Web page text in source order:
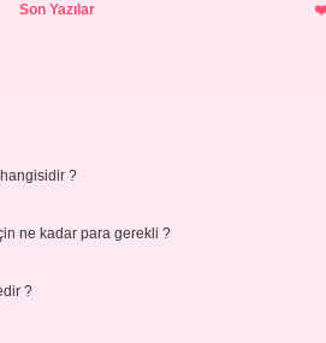
Son Yazılar
?
ne kadar para gerekli ?
?